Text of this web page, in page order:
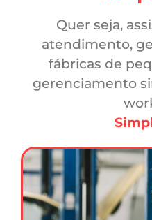
Quer seja,
atendimento,
fábricas de
gerenciamento